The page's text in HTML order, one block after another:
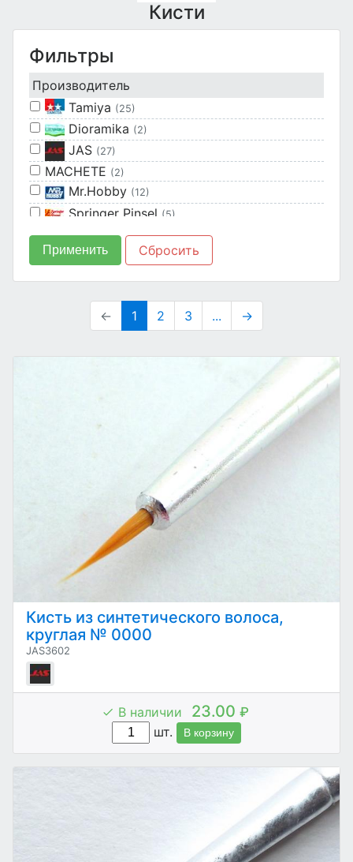
Кисти
Фильтры
Производитель
Tamiya (25)
Dioramika (2)
JAS (27)
MACHETE (2)
Mr.Hobby (12)
Springer Pinsel (5)
Testors(5)
Звезда
Применить Сбросить
← 1 2 3 ... →
Кисть из синтетического волоса,
круглая № 0000
JAS3602
В наличии 23.00 ₽
шт.
В корзину